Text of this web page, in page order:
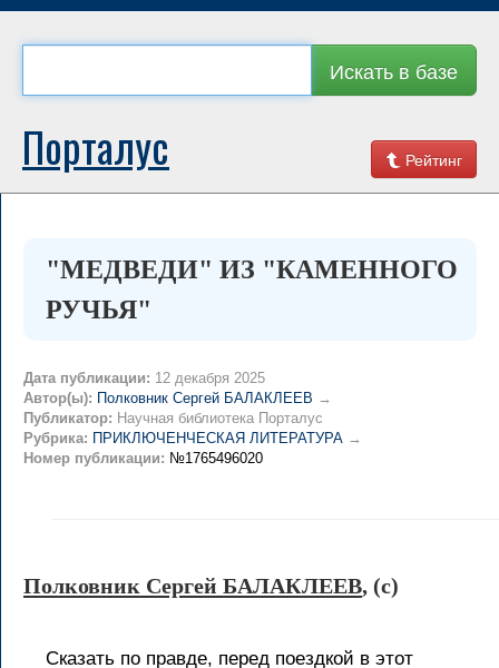
Искать в базе
Рейтинг
Порталус
"МЕДВЕДИ" ИЗ "КАМЕННОГО
РУЧЬЯ"
Дата публикации: 12 декабря 2025
Автор(ы): Полковник Сергей БАЛАКЛЕЕВ →
Публикатор: Научная библиотека Порталус
Рубрика: ПРИКЛЮЧЕНЧЕСКАЯ ЛИТЕРАТУРА →
Номер публикации: №1765496020
Полковник Сергей БАЛАКЛЕЕВ, (c)
Сказать по правде, перед поездкой в этот